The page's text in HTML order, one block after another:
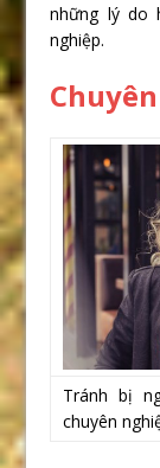
những lý do
nghiệp.
Tránh bị
chuyên